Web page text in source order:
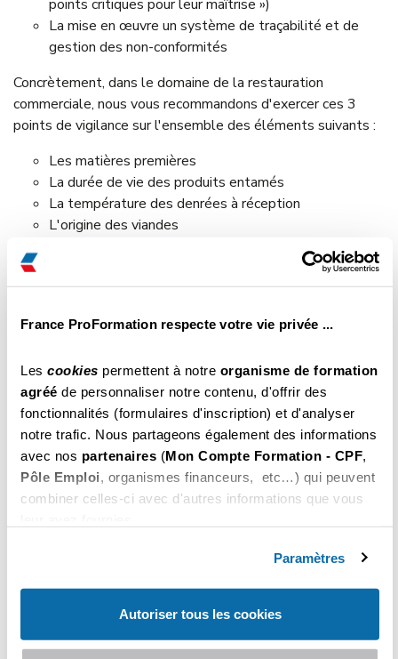
France ProFormation respecte votre vie privée ...
Les cookies permettent à notre organisme de formation
agréé de personnaliser notre contenu, d'offrir des
fonctionnalités (formulaires d'inscription) et d'analyser
notre trafic. Nous partageons également des informations
avec nos partenaires (Mon Compte Formation - CPF
Pôle Emploi , organismes financeurs, etc…) qui peuvent
combiner celles-ci avec d'autres informations que vous
", vous acceptez
Paramètres
Autoriser tous les cookies
points critiques pour leur maîtrise »)
La mise en œuvre un système de traçabilité et de
gestion des non-conformités
Concrètement, dans le domaine de la restauration
commerciale, nous vous recommandons d'exercer ces 3
points de vigilance sur l'ensemble des éléments suivants :
Les matières premières
La durée de vie des produits entamés
La température des denrées à réception
L'origine des viandes
Les éléments de base de la tenue des intervenants
Le lavage des mains
Pratiques d'Hygiène (GBPH) &
les fiches de suivi
La réglementation européenne fixe des objectifs, et même
si les moyens sont libres pour y parvenir, nous vous
conseillons de vous procurer un document réalisé par des
professionnels. Vous pouvez – et devez – vous appuyer sur
un Guide des Bonnes Pratiques d'Hygiène publié par le
également d'établir des fiches de suivi régulier des
opérations suivantes :